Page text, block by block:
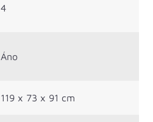
4
Áno
119 x 73 x 91 cm